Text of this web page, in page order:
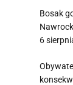
Bosak
6